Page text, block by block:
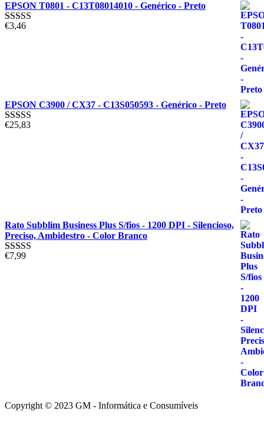
EPSON T0801 - C13T08014010 - Genérico - Preto
Avaliação
€3,46
EPSON C3900 / CX37 - C13S050593 - Genérico - Preto
Avaliação
€25,83
Rato Subblim Business Plus S/fios - 1200 DPI - Silencioso,
Preciso, Ambidestro - Color Branco
Avaliação
€7,99
Copyright © 2023 GM - Informática e Consumíveis